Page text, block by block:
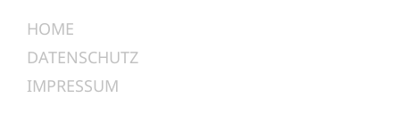
HOME
DATENSCHUTZ
IMPRESSUM